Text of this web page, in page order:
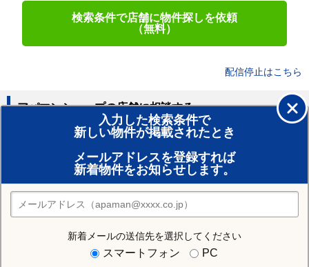
検索条件で店舗に物件探しを依頼
（無料）
配信停止はこちら
入力した検索条件で
新しい物件が掲載されたとき
メールアドレスを登録すれば
新着物件をお知らせします。
新着メールの送信先を選択してください
スマートフォン PC
アパマンショップの店舗に相談する
賃貸のプロがお部屋探し！
おまかせ物件リクエスト
住みたい街の店舗を探す
店舗検索
住む街研究所で中川郡豊頃町の情報を見る